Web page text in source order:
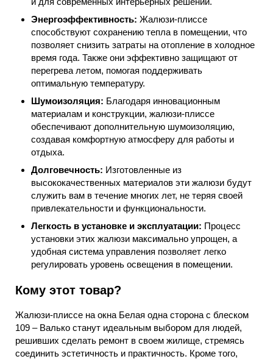
Энергоэффективность: Жалюзи-плиссе
способствуют сохранению тепла в помещении, что
позволяет снизить затраты на отопление в холодное
время года. Также они эффективно защищают от
перегрева летом, помогая поддерживать
оптимальную температуру.
Шумоизоляция: Благодаря инновационным
материалам и конструкции, жалюзи-плиссе
обеспечивают дополнительную шумоизоляцию,
создавая комфортную атмосферу для работы и
отдыха.
Долговечность: Изготовленные из
высококачественных материалов эти жалюзи будут
служить вам в течение многих лет, не теряя своей
привлекательности и функциональности.
Легкость в установке и эксплуатации: Процесс
установки этих жалюзи максимально упрощен, а
удобная система управления позволяет легко
регулировать уровень освещения в помещении.
Кому этот товар?
Жалюзи-плиссе на окна Белая одна сторона с блеском
109 – Валько станут идеальным выбором для людей,
решивших сделать ремонт в своем жилище, стремясь
соединить эстетичность и практичность. Кроме того,